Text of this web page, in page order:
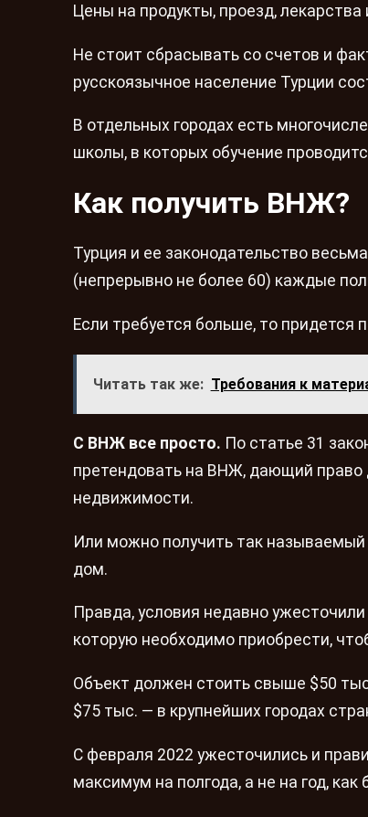
Цены на продукты, проезд, лекарства
Не стоит сбрасывать со счетов и
русскоязычное население Турции
В отдельных городах есть
школы, в которых обучение
Как получить ВНЖ?
Турция и ее законодательство
(непрерывно не более 60) каждые
Если требуется больше, то
Читать так же: Требования к
С ВНЖ все просто. По статье 31
претендовать на ВНЖ, дающий право
недвижимости.
Или можно получить так называемый
дом.
Правда, условия недавно
которую необходимо приобрести,
Объект должен стоить свыше $50
$75 тыс. — в крупнейших городах
С февраля 2022 ужесточились и
максимум на полгода, а не на год, как